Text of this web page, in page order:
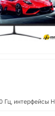
Гц, интерфейсы